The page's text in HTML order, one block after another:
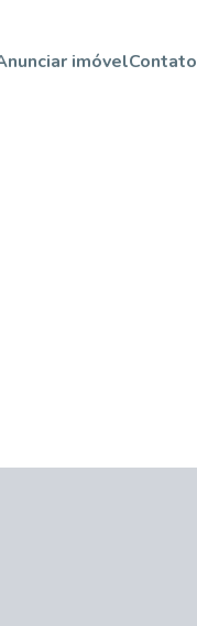
imóvelContato